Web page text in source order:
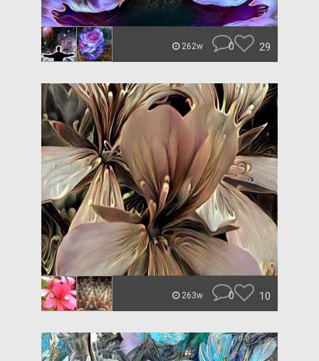
262w 0 29
263w 0 10